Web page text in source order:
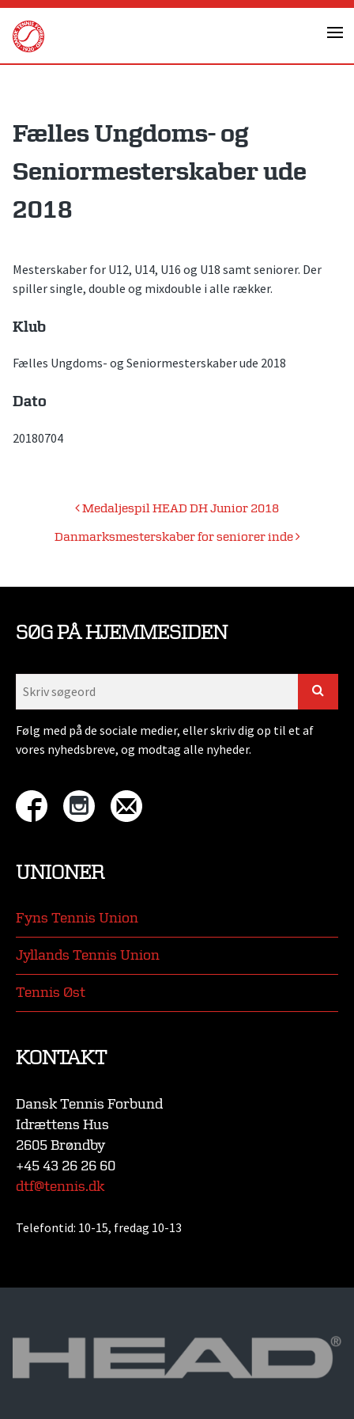
Skip
content
Fælles Ungdoms- og
Seniormesterskaber ude
2018
Mesterskaber for U12, U14, U16 og U18 samt seniorer. Der
spiller single, double og mixdouble i alle rækker.
Klub
Fælles Ungdoms- og Seniormesterskaber ude 2018
Dato
20180704
Indlægsnavigation
Medaljespil HEAD DH Junior 2018
Danmarksmesterskaber for seniorer inde
SØG PÅ HJEMMESIDEN
Følg med på de sociale medier, eller skriv dig op til et af
vores nyhedsbreve, og modtag alle nyheder.
UNIONER
Fyns Tennis Union
Jyllands Tennis Union
Tennis Øst
KONTAKT
Dansk Tennis Forbund
Idrættens Hus
2605 Brøndby
+45 43 26 26 60
dtf@tennis.dk
Telefontid: 10-15, fredag 10-13